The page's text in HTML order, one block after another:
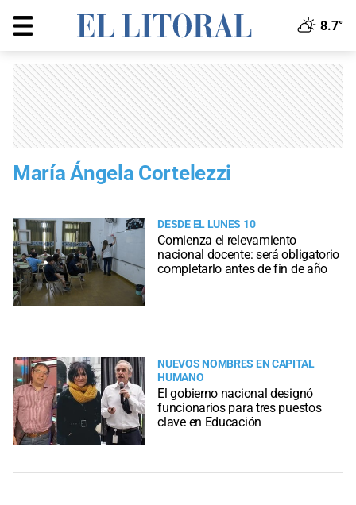
8.7°
María Ángela Cortelezzi
DESDE EL LUNES 10
Comienza el relevamiento
nacional docente: será obligatorio
completarlo antes de fin de año
NUEVOS NOMBRES EN CAPITAL
HUMANO
El gobierno nacional designó
funcionarios para tres puestos
clave en Educación